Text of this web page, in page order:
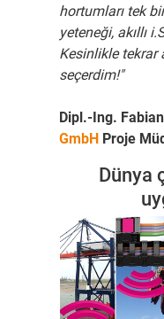
hortumları tek
yeteneği, akıllı
Kesinlikle tekrar
seçerdim!"
Dipl.-Ing.
GmbH Proje
Dünya